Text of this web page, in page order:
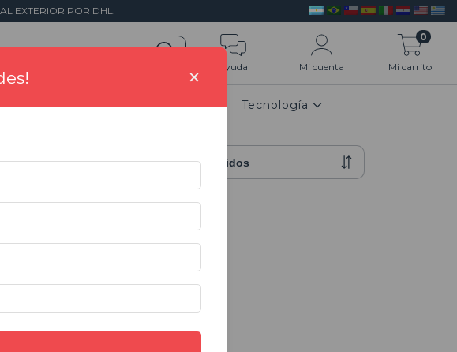
EXTERIOR POR DHL.
Ayuda Mi cuenta Mi carrito
0
Impresión 3D HOGAR Tecnología
×